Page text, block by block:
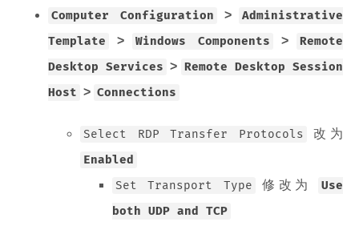
Computer Configuration >
Administrative
Template
> Windows Components >
Remote
Desktop Services > Remote Desktop Session
Host > Connections
Select RDP Transfer Protocols
改为
Enabled
Set Transport Type
修改为
Use
both UDP and TCP